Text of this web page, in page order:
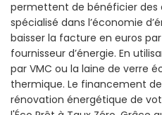
permettent de bénéficier des
spécialisé dans l’économie
baisser la facture en euros
fournisseur d’énergie. En
par VMC ou la laine de verre
thermique. Le financement
rénovation énergétique de